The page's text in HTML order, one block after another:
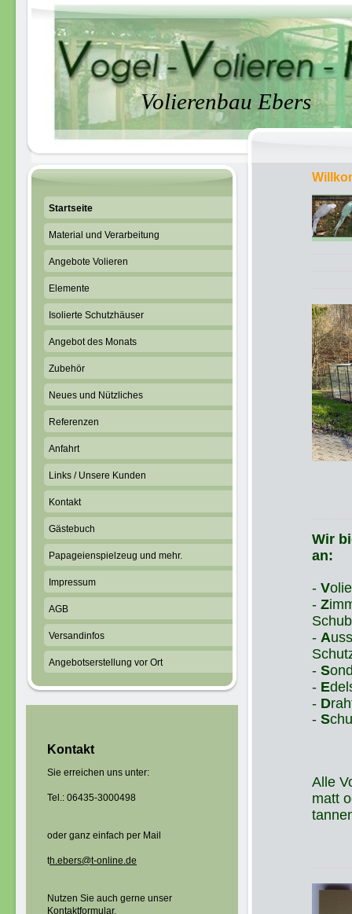
Volierenbau Ebers
Wir
an:
- V
- Z
- A
- S
- E
- D
- S
Alle
matt
Startseite
Material und Verarbeitung
Angebote Volieren
Elemente
Isolierte Schutzhäuser
Angebot des Monats
Zubehör
Neues und Nützliches
Referenzen
Anfahrt
Links / Unsere Kunden
Kontakt
Gästebuch
Papageienspielzeug und mehr.
Impressum
AGB
Versandinfos
Angebotserstellung vor Ort
Kontakt
Sie erreichen uns unter:
Tel.: 06435-3000498
oder ganz einfach per Mail
th.ebers@t-online.de
Nutzen Sie auch gerne unser
Kontaktformular.